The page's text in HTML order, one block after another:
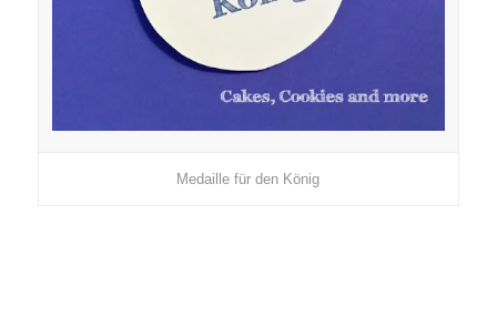
Medaille für den König